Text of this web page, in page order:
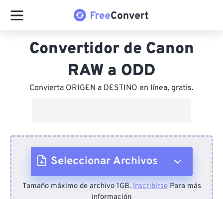
Convertidor de Canon
RAW a ODD
Convierta ORIGEN a DESTINO en línea, gratis.
Seleccionar Archivos
Desde el dispositivo
Tamaño máximo de archivo 1GB.InscribirsePara más